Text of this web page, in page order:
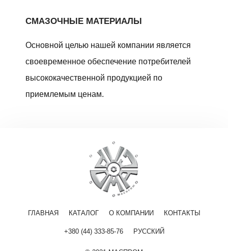
СМАЗОЧНЫЕ МАТЕРИАЛЫ
Основной целью нашей компании является
своевременное обеспечение потребителей
высококачественной продукцией по
приемлемым ценам.
ГЛАВНАЯ КАТАЛОГ О КОМПАНИИ КОНТАКТЫ
+380 (44) 333-85-76 РУССКИЙ